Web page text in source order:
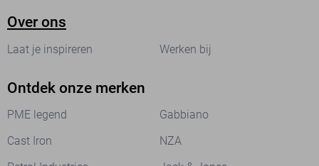
Over ons
Laat je inspireren Werken bij
Ontdek onze merken
PME legend
Gabbiano
Cast Iron
NZA